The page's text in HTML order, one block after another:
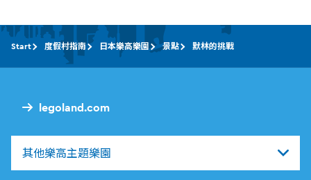
legoland.com
其他樂高主題樂園
Start 度假村指南 日本樂高樂園 景點 默林的挑戰